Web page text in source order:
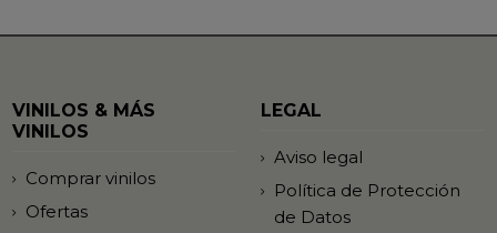
VINILOS & MÁS
VINILOS
Comprar vinilos
Ofertas
LEGAL
Aviso legal
Política de Protección
de Datos